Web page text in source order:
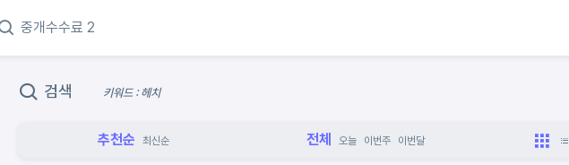
검색 키워드 : 헤치
추천순 최신순 전체 오늘 이번주 이번달